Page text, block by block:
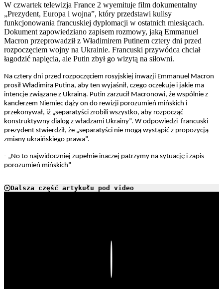
W czwartek telewizja France 2 wyemituje film dokumentalny
„Prezydent, Europa i wojna”, który przedstawi kulisy
funkcjonowania francuskiej dyplomacji w ostatnich miesiącach.
Dokument zapowiedziano zapisem rozmowy, jaką Emmanuel
Macron przeprowadził z Władimirem Putinem cztery dni przed
rozpoczęciem wojny na Ukrainie. Francuski przywódca chciał
łagodzić napięcia, ale Putin zbył go wizytą na siłowni.
Na cztery dni przed rozpoczęciem rosyjskiej inwazji Emmanuel Macron
prosił Władimira Putina, aby ten wyjaśnił, czego oczekuje i jakie ma
intencje związane z Ukrainą. Putin zarzucił Macronowi, że wspólnie z
kanclerzem Niemiec dąży on do rewizji porozumień mińskich i
przekonywał, iż „separatyści zrobili wszystko, aby rozpocząć
konstruktywny dialog z władzami Ukrainy”. W odpowiedzi francuski
prezydent stwierdził, że „separatyści nie mogą wystąpić z propozycją
zmiany ukraińskiego prawa”.
- „No to najwidoczniej zupełnie inaczej patrzymy na sytuację i zapis
porozumień mińskich”
Dalsza część artykułu pod video